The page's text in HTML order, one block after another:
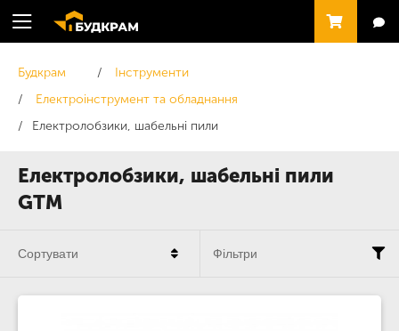
Електролобзики, шабельні пили
GTM
Будкрам
Інструменти
Електроінструмент та обладнання
Електролобзики, шабельні пили
Сортувати Фільтри